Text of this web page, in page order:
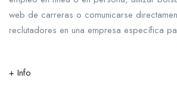
web de carreras o comunicarse
reclutadores en una empresa específica
+ Info